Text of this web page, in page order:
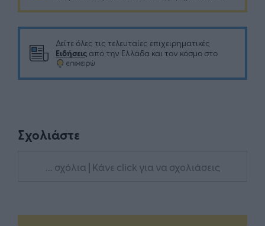
Δείτε όλες τις τελευταίες επιχειρηματικές
Ειδήσεις από την Ελλάδα και τον κόσμο στο
Σχολιάστε
... σχόλια | Κάνε click για να σχολιάσεις